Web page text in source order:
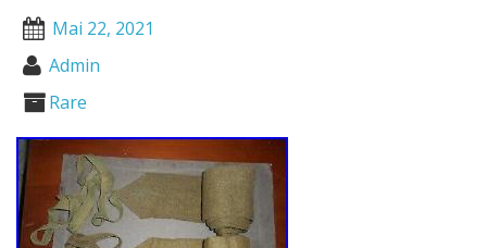
Mai 22, 2021
Admin
Rare